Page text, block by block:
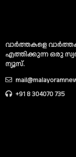
വാര്‍ത്തകളെ
എത്തിക്കുന്ന ഒരു
ന്യൂസ്‌.
+91 8 304070 735